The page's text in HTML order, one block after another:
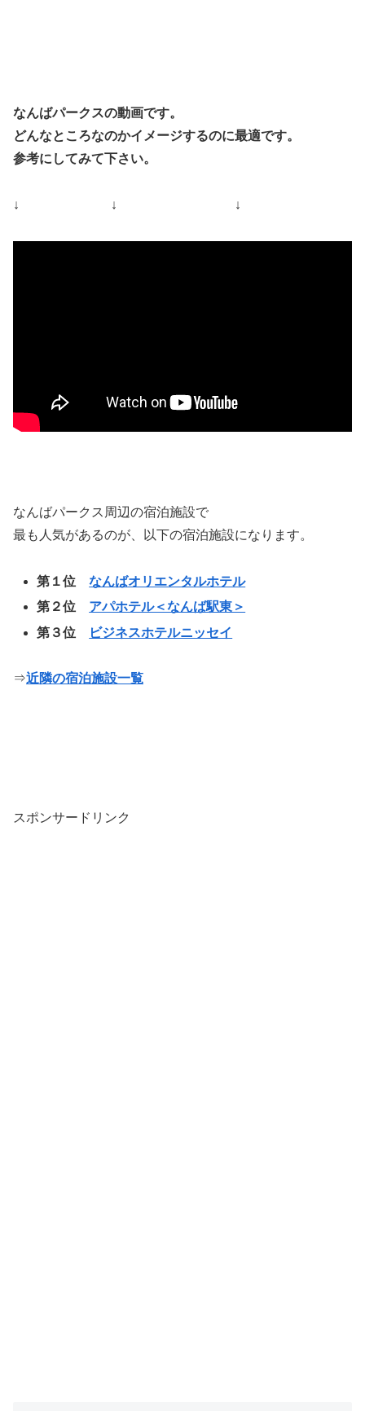
なんばパークスの動画です。
どんなところなのかイメージするのに最適です。
参考にしてみて下さい。
↓ ↓ ↓
なんばパークス周辺の宿泊施設で
最も人気があるのが、以下の宿泊施設になります。
第１位なんばオリエンタルホテル
第２位 アパホテル＜なんば駅東＞
第３位
ビジネスホテルニッセイ
⇒近隣の宿泊施設一覧
スポンサードリンク